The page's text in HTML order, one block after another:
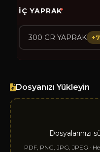
İÇ YAPRAK*
300 GR YAPRAK
Dosyanızı Yükleyin
Dosyalarınızı
PDF, PNG, JPG, JPEG ·